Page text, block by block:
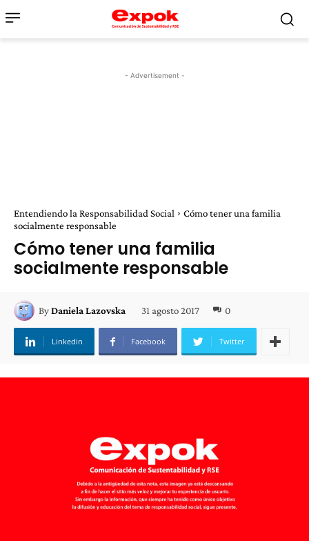
- Advertisement -
Entendiendo la Responsabilidad Social
Cómo tener una familia
socialmente responsable
Cómo tener una familia
socialmente responsable
ByDaniela Lazovska 31 agosto 2017 0
Linkedin Facebook Twitter